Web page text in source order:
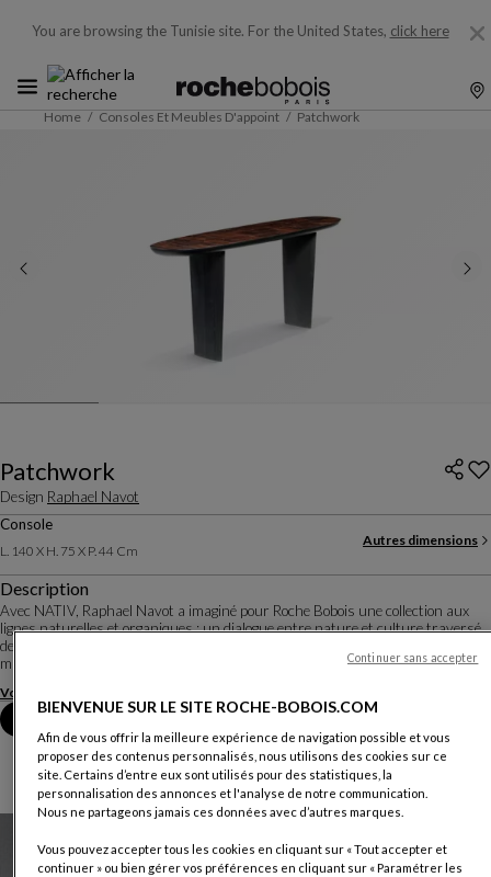
You are browsing the Tunisie site. For the United States, click here
Home Consoles Et Meubles D'appoint Patchwork
Patchwork
Design Raphael Navot
Console
L. 140 X H. 75 X P. 44 Cm
Autres dimensions
Description
Avec NATIV, Raphael Navot a imaginé pour Roche Bobois une collection aux
lignes naturelles et organiques : un dialogue entre nature et culture traversé
de maîtrise géométrique et de formes spontanées, pour des pièces réalisées en
matériaux nobles et ...
Voir plus
BIENVENUE SUR LE SITE ROCHE-BOBOIS.COM
Afin de vous offrir la meilleure expérience de navigation possible et vous
proposer des contenus personnalisés, nous utilisons des cookies sur ce
site. Certains d’entre eux sont utilisés pour des statistiques, la
personnalisation des annonces et l'analyse de notre communication.
Nous ne partageons jamais ces données avec d’autres marques.
Vous pouvez accepter tous les cookies en cliquant sur « Tout accepter et
continuer » ou bien gérer vos préférences en cliquant sur « Paramétrer les
Continuer sans accepter